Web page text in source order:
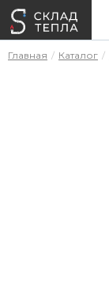
Главная Каталог